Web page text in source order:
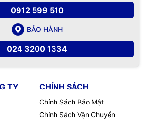
0912 599 510
BẢO HÀNH
024 3200 1334
TY CHÍNH SÁCH
Chính Sách Bảo Mật
Chính Sách Vận Chuyển